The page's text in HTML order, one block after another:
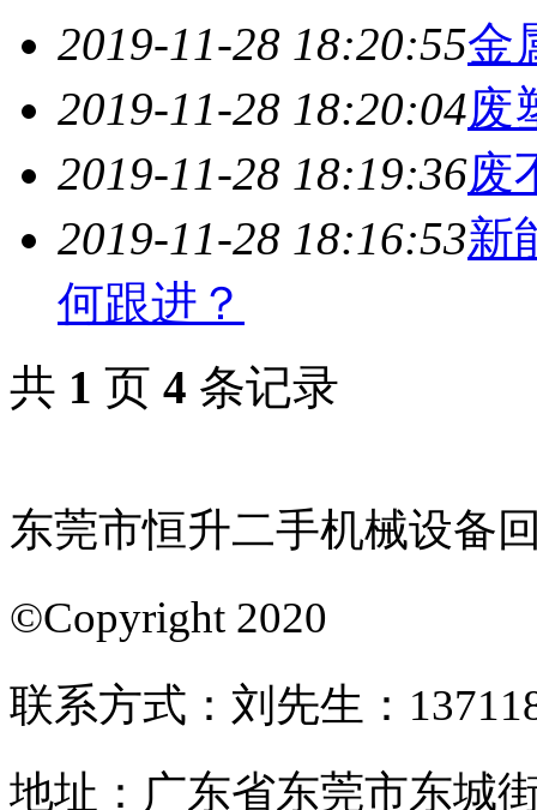
2019-11-28 18:20:55金
2019-11-28 18:20:04废
2019-11-28 18:19:36废
2019-11-28 18:16:53新
何跟进？
共 1 页 4 条记录
东莞市恒升二手机械设备
©Copyright 2020
联系方式：刘先生：
地址：广东省东莞市东城